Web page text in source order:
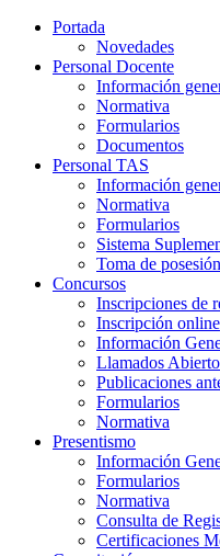
Portada
Novedades
Personal Docente
Información
Normativa
Formularios
Documentos
Personal TAS
Información
Normativa
Formularios
Sistema
Toma de posesión
Concursos
Inscripciones de
Inscripción online
Información
Llamados
Publicaciones
Formularios
Normativa
Presentismo
Información
Formularios
Normativa
Consulta de
Certificaciones